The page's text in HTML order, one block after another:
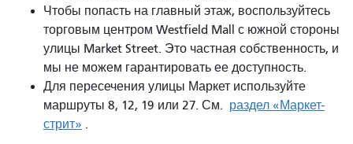
Чтобы попасть на главный этаж, воспользуйтесь
торговым центром Westfield Mall с южной стороны
улицы Market Street. Это частная собственность, и
мы не можем гарантировать ее доступность.
Для пересечения улицы Маркет используйте
маршруты 8, 12, 19 или 27. См. раздел «Маркет-
стрит» .